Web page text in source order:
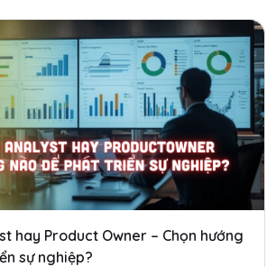
hay Product Owner – Chọn hướng
sự nghiệp?